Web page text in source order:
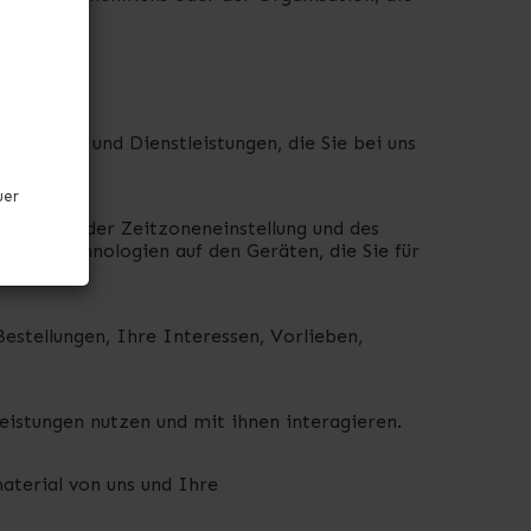
und Dienstleistungen, die Sie bei uns
der Zeitzoneneinstellung und des
Technologien auf den Geräten, die Sie für
Ihre Interessen, Vorlieben,
nutzen und mit ihnen interagieren.
von uns und Ihre